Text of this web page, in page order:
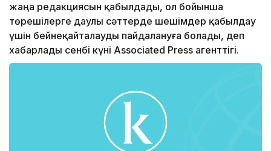
жаңа редакциясын қабылдады, ол бойынша
төрешілерге даулы сәттерде шешімдер қабылдау
үшін бейнеқайталауды пайдалануға болады, деп
хабарлады сенбі күні Associated Press агенттігі.